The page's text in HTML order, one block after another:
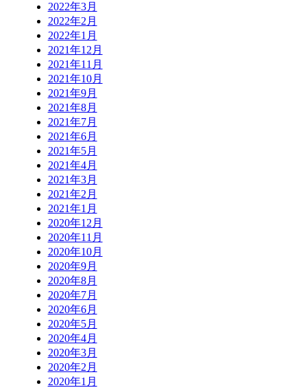
2022年3月
2022年2月
2022年1月
2021年12月
2021年11月
2021年10月
2021年9月
2021年8月
2021年7月
2021年6月
2021年5月
2021年4月
2021年3月
2021年2月
2021年1月
2020年12月
2020年11月
2020年10月
2020年9月
2020年8月
2020年7月
2020年6月
2020年5月
2020年4月
2020年3月
2020年2月
2020年1月